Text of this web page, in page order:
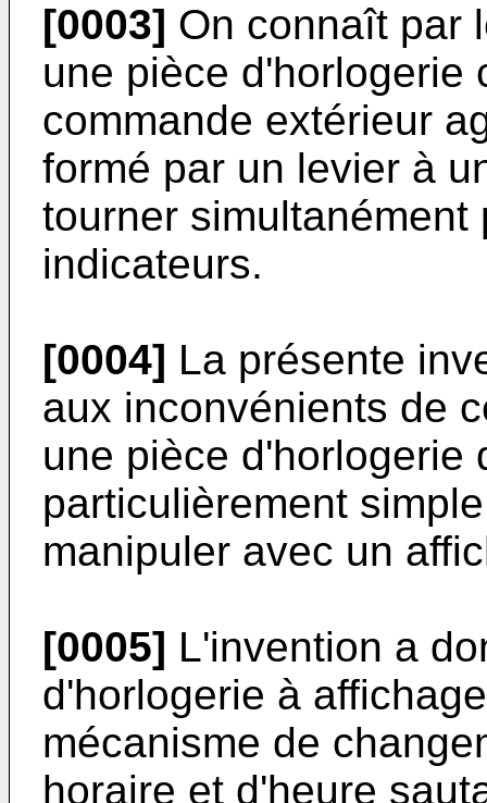
[0003] On connaît par
une pièce d'horlogerie
commande extérieur
formé par un levier à
tourner
indicateurs.
[0004] La présente
aux inconvénients de
une pièce d'horlogerie
particulièrement
manipuler avec un
[0005] L'invention a
d'horlogerie à
mécanisme de
horaire et d'heure